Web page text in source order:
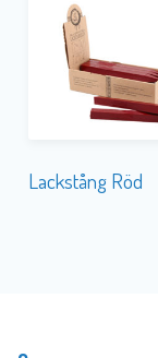
Lackstång Röd